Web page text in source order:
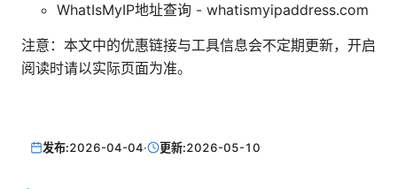
WhatIsMyIP地址查询 - whatismyipaddress.com
注意：本文中的优惠链接与工具信息会不定期更新，开启
阅读时请以实际页面为准。
发布:2026-04-04· 更新:2026-05-10